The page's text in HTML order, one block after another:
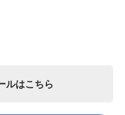
ルはこちら